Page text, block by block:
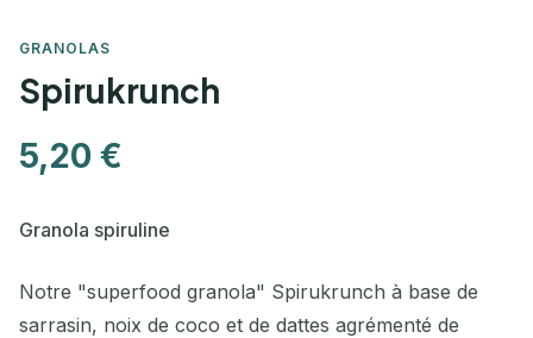
GRANOLAS
Spirukrunch
5,20 €
Granola spiruline
Notre "superfood granola" Spirukrunch à base de
sarrasin, noix de coco et de dattes agrémenté de